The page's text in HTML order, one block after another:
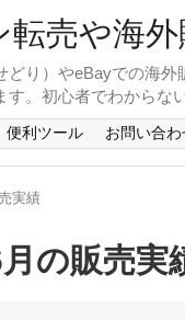
転売や海
どり）やeBayでの海
す。初心者でわからな
便利ツール お問い合わ
実績
の販売実